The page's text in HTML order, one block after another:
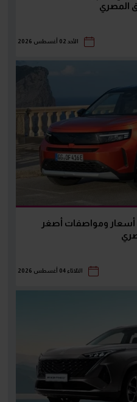
الأحد 02 أغسطس 2026
أسعار ومواصفات أصغر
الثلاثاء 04 أغسطس 2026